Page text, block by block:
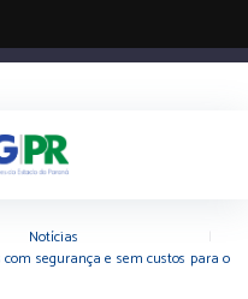
Notícias
segurança e sem custos para o